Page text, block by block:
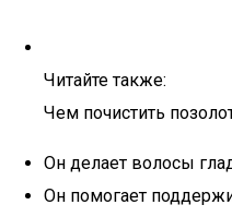
Читайте также:
Чем почистить
Он делает волосы
Он помогает